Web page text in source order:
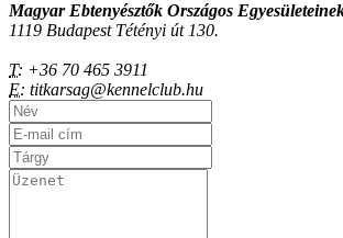
Magyar Ebtenyésztők Országos
1119 Budapest Tétényi út 130.
T: +36 70 465 3911
E: titkarsag@kennelclub.hu